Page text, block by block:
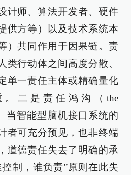
计师、算法开发者、硬件
供方等）以及技术系统本
）共同作用于因果链。责
类行动体之间高度分散、
单一责任主体或精确量化
二是责任鸿沟（the
当智能型脑机接口系统的
者可充分预见，也非终端
道德责任失去了明确的承
制，谁负责”原则在此失